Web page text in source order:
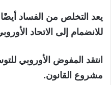
يعد التخلص من الفساد
للانضمام إلى الاتحاد
انتقد المفوض الأوروبي
مشروع القانون.